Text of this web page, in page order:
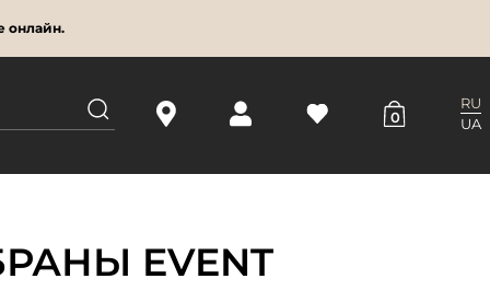
онлайн.
0
RU
UA
EVENT